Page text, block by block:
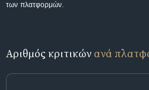
των πλατφορμών.
Αριθμός κριτικών ανά